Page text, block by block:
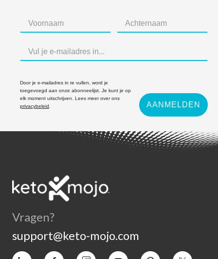
Door je e-mailadres in te vullen, word je
toegevoegd aan onze abonneelijst. Je kunt je op
elk moment uitschrijven. Lees meer over ons
privacybeleid. AANMELDEN
Vragen?
support@keto-mojo.com